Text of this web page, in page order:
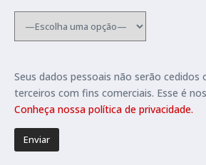
Seus dados pessoais não serão cedidos
terceiros com fins comerciais. Esse é
Conheça nossa política de privacidade.